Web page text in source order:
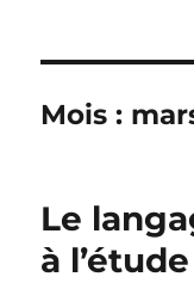
Mois :
Le
à